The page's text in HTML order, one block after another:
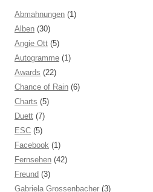
Abmahnungen (1)
Alben (30)
Angie Ott (5)
Autogramme (1)
Awards (22)
Chance of Rain (6)
Charts (5)
Duett (7)
ESC (5)
Facebook (1)
Fernsehen (42)
Freund (3)
Gabriela Grossenbacher (3)